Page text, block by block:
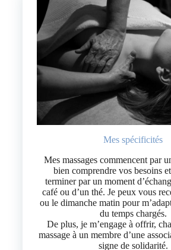
Mes spécificités
Mes massages commencent par
bien comprendre vos besoins
terminer par un moment
café ou d’un thé. Je peux vous
ou le dimanche matin pour
du temps chargés.
De plus, je m’engage à offrir,
massage à un membre d’une
signe de solidarité.